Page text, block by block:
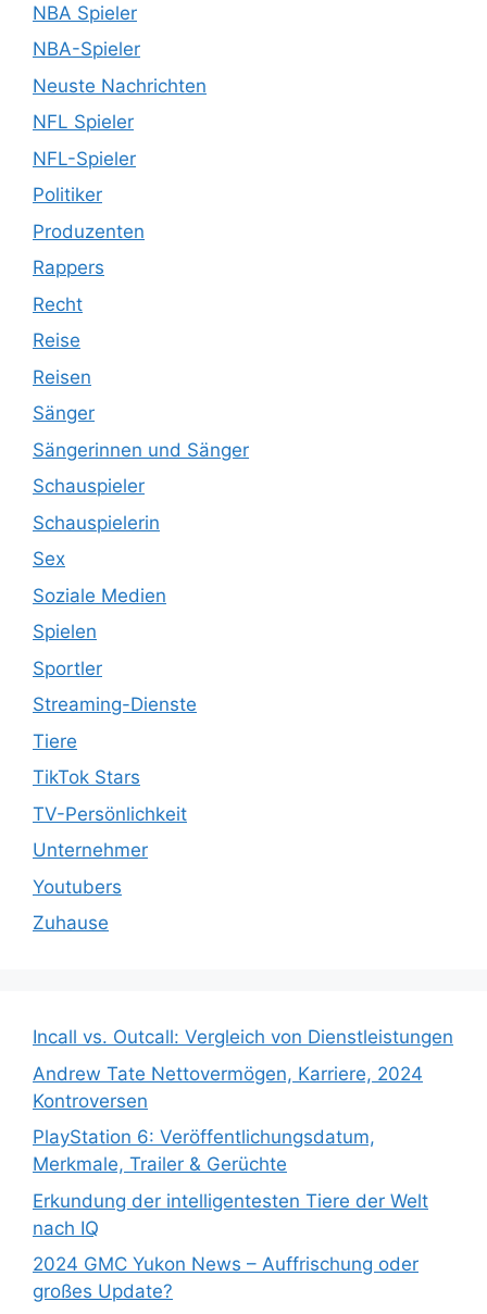
NBA Spieler
NBA-Spieler
Neuste Nachrichten
NFL Spieler
NFL-Spieler
Politiker
Produzenten
Rappers
Recht
Reise
Reisen
Sänger
Sängerinnen und Sänger
Schauspieler
Schauspielerin
Sex
Soziale Medien
Spielen
Sportler
Streaming-Dienste
Tiere
TikTok Stars
TV-Persönlichkeit
Unternehmer
Youtubers
Zuhause
Incall vs. Outcall: Vergleich von Dienstleistungen
Andrew Tate Nettovermögen, Karriere, 2024
Kontroversen
PlayStation 6: Veröffentlichungsdatum,
Merkmale, Trailer & Gerüchte
Erkundung der intelligentesten Tiere der Welt
nach IQ
2024 GMC Yukon News – Auffrischung oder
großes Update?